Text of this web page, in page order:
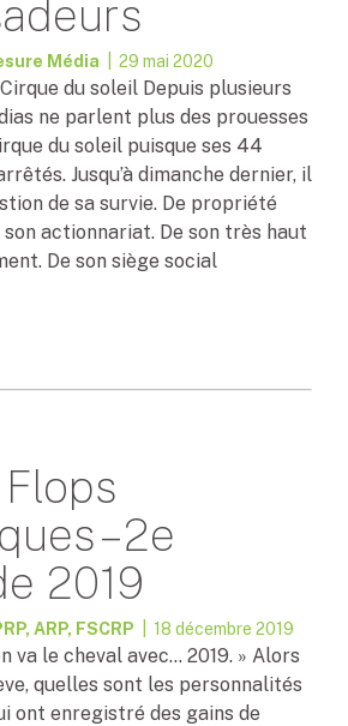
Média | 29 mai 2020
du soleil Depuis plusieurs
ne parlent plus des prouesses
du soleil puisque ses 44
Jusqu’à dimanche dernier, il
de sa survie. De propriété
actionnariat. De son très haut
De son siège social
– 2e
2019
ARP, FSCRP | 18 décembre 2019
va le cheval avec… 2019. » Alors
quelles sont les personnalités
ont enregistré des gains de